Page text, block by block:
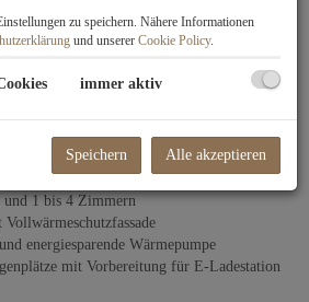
Projekthomepage
auf 2 Häuser und 1 Büro
wie Balkone, Terrassen und Eigengärten
mit Wohneinheiten von 30 m² -
und 1 bis 4 Zimmern
energiesparende Wärmepumpe
mit Vorbereitung für E-Ladestation
zu speichern. Nähere Informationen
und unserer Cookie Policy.
immer aktiv
Speichern Alle akzeptieren